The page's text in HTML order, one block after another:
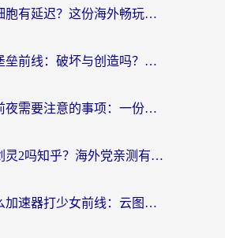
国外打重生细胞有延迟？这份海外畅玩国服游戏加速器终极指南请收好
在欧洲能玩堡垒前线：破坏与创造吗？海外党国服游戏不卡顿的秘密
国外玩星战前夜需要注意的事项：一份来自老玩家的网络生存指南
在国外能玩剑灵2吗知乎？海外党亲测有效的国服游戏加速指南
在国外用什么加速器打少女前线：云图计划不卡？一个老玩家的掏心分享